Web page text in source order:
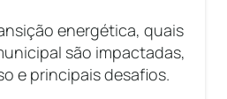
energética, quais
são impactadas,
e principais desafios.